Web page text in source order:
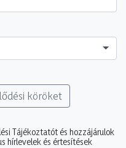
köröket
Tájékoztatót és hozzájárulok
hírlevelek és értesítések